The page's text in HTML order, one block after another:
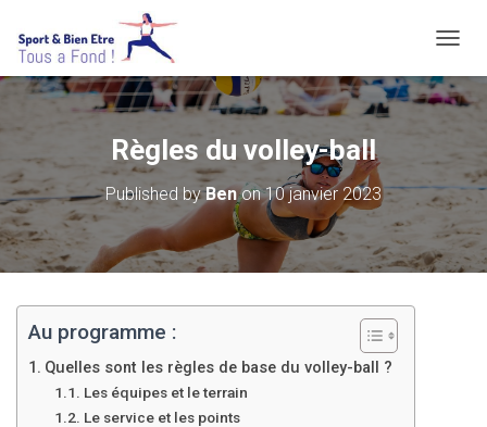
U
V
F
R
M
Règles du volley-ball
Published byBenon10 janvier 2023
Au programme :
Quelles sont les règles de base du volley-ball ?
Les équipes et le terrain
Le service et les points